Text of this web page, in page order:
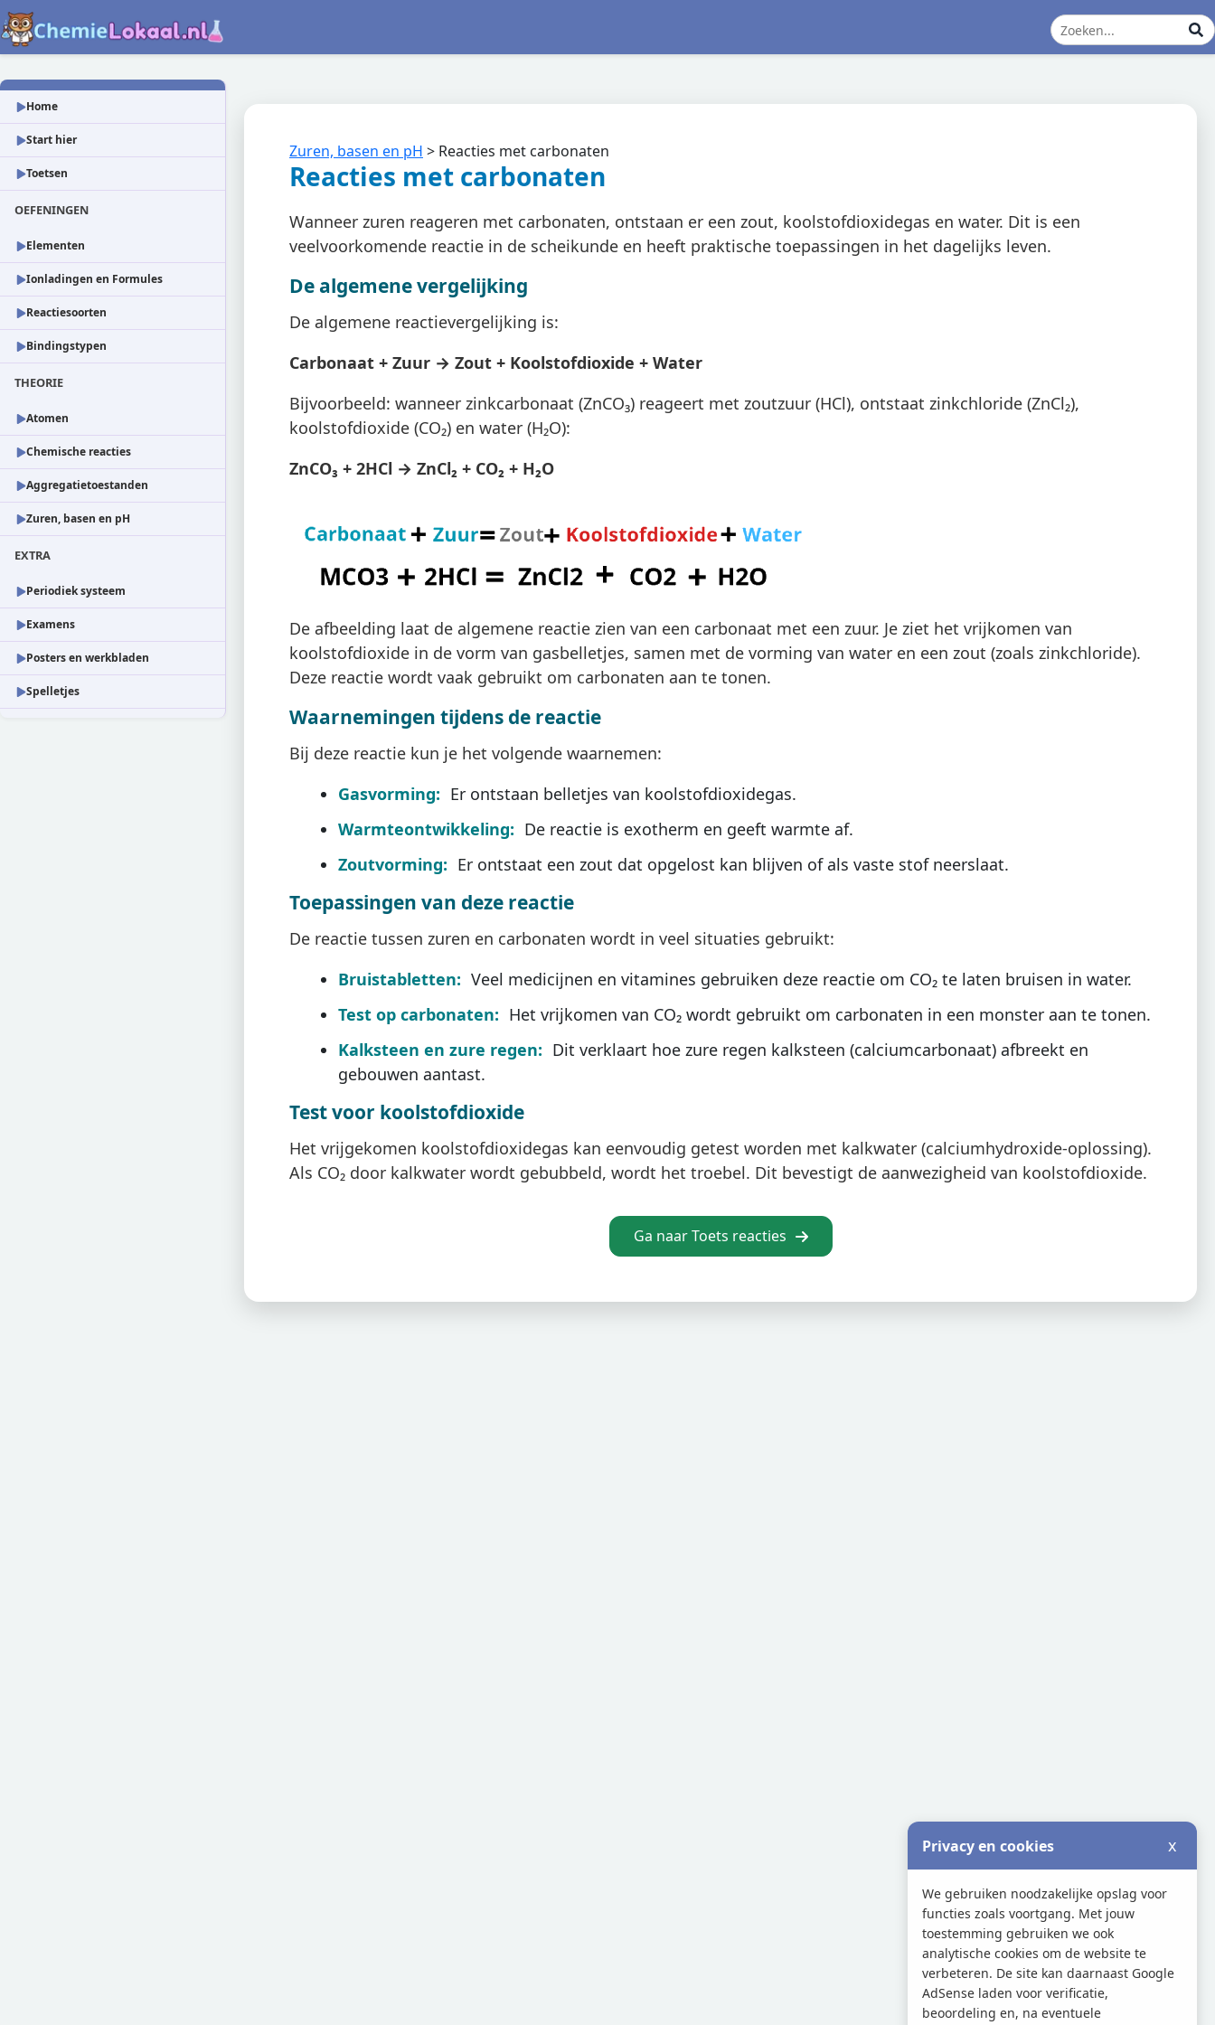
Home
Start hier
Toetsen
OEFENINGEN
Elementen
Ionladingen en Formules
Reactiesoorten
Bindingstypen
THEORIE
Atomen
Chemische reacties
Aggregatietoestanden
Zuren, basen en pH
EXTRA
Periodiek systeem
Examens
Posters en werkbladen
Spelletjes
Zuren, basen en pH > Reacties met carbonaten
Reacties met carbonaten
Wanneer zuren reageren met carbonaten, ontstaan er een zout, koolstofdioxidegas en water. Dit is een
veelvoorkomende reactie in de scheikunde en heeft praktische toepassingen in het dagelijks leven.
De algemene vergelijking
De algemene reactievergelijking is:
Carbonaat + Zuur → Zout + Koolstofdioxide + Water
Bijvoorbeeld: wanneer zinkcarbonaat (ZnCO₃) reageert met zoutzuur (HCl), ontstaat zinkchloride (ZnCl₂),
koolstofdioxide (CO₂) en water (H₂O):
ZnCO₃ + 2HCl → ZnCl₂ + CO₂ + H₂O
De afbeelding laat de algemene reactie zien van een carbonaat met een zuur. Je ziet het vrijkomen van
koolstofdioxide in de vorm van gasbelletjes, samen met de vorming van water en een zout (zoals zinkchloride).
Deze reactie wordt vaak gebruikt om carbonaten aan te tonen.
Waarnemingen tijdens de reactie
Bij deze reactie kun je het volgende waarnemen:
Gasvorming: Er ontstaan belletjes van koolstofdioxidegas.
Warmteontwikkeling: De reactie is exotherm en geeft warmte af.
Zoutvorming: Er ontstaat een zout dat opgelost kan blijven of als vaste stof neerslaat.
Toepassingen van deze reactie
De reactie tussen zuren en carbonaten wordt in veel situaties gebruikt:
Bruistabletten: Veel medicijnen en vitamines gebruiken deze reactie om CO₂ te laten bruisen in water.
Test op carbonaten: Het vrijkomen van CO₂ wordt gebruikt om carbonaten in een monster aan te tonen.
Kalksteen en zure regen: Dit verklaart hoe zure regen kalksteen (calciumcarbonaat) afbreekt en
gebouwen aantast.
Test voor koolstofdioxide
Het vrijgekomen koolstofdioxidegas kan eenvoudig getest worden met kalkwater (calciumhydroxide-oplossing).
Als CO₂ door kalkwater wordt gebubbeld, wordt het troebel. Dit bevestigt de aanwezigheid van koolstofdioxide.
Ga naar Toets reacties
Privacy en cookies x
We gebruiken noodzakelijke opslag voor
functies zoals voortgang. Met jouw
toestemming gebruiken we ook
analytische cookies om de website te
verbeteren. De site kan daarnaast Google
AdSense laden voor verificatie,
beoordeling en, na eventuele